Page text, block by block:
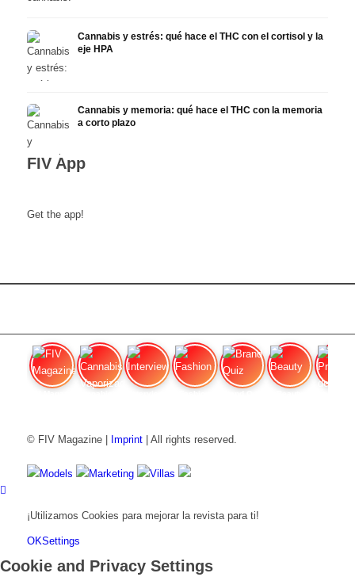
Cannabis y estrés: qué hace el THC con el cortisol y la
eje HPA
Cannabis y memoria: qué hace el THC con la memoria
a corto plazo
FIV App
Get the app!
© FIV Magazine | Imprint| All rights reserved.
Models Marketing Villas
¡Utilizamos Cookies para mejorar la revista para ti!
OKSettings
Cookie and Privacy Settings